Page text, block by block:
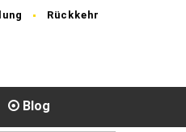
Rückkehr
Blog